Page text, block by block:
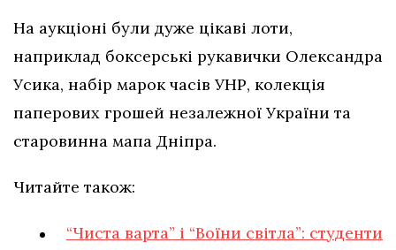
На аукціоні були дуже цікаві лоти,
наприклад боксерські рукавички Олександра
Усика, набір марок часів УНР, колекція
паперових грошей незалежної України та
старовинна мапа Дніпра.
Читайте також:
“Чиста варта” і “Воїни світла”: студенти